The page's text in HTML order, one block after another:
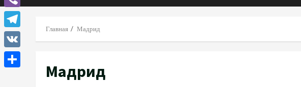
Главная Мадрид
Мадрид
Viber
Telegram
VK